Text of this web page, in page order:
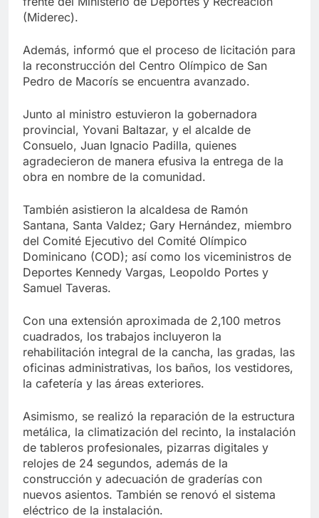
(Miderec).
Además, informó que el proceso de licitación para
la reconstrucción del Centro Olímpico de San
Pedro de Macorís se encuentra avanzado.
Junto al ministro estuvieron la gobernadora
provincial, Yovani Baltazar, y el alcalde de
Consuelo, Juan Ignacio Padilla, quienes
agradecieron de manera efusiva la entrega de la
obra en nombre de la comunidad.
También asistieron la alcaldesa de Ramón
Santana, Santa Valdez; Gary Hernández, miembro
del Comité Ejecutivo del Comité Olímpico
Dominicano (COD); así como los viceministros de
Deportes Kennedy Vargas, Leopoldo Portes y
Samuel Taveras.
Con una extensión aproximada de 2,100 metros
cuadrados, los trabajos incluyeron la
rehabilitación integral de la cancha, las gradas, las
oficinas administrativas, los baños, los vestidores,
la cafetería y las áreas exteriores.
Asimismo, se realizó la reparación de la estructura
metálica, la climatización del recinto, la instalación
de tableros profesionales, pizarras digitales y
relojes de 24 segundos, además de la
construcción y adecuación de graderías con
nuevos asientos. También se renovó el sistema
eléctrico de la instalación.